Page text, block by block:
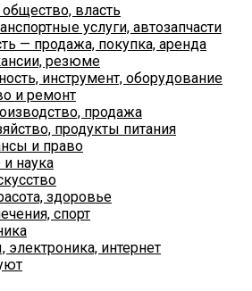
общество, власть
услуги, автозапчасти
— продажа, покупка, аренда
резюме
инструмент, оборудование
и ремонт
продажа
продукты питания
и право
наука
здоровье
спорт
интернет